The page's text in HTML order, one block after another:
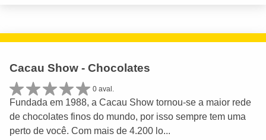
Cacau Show - Chocolates
0 aval.
Fundada em 1988, a Cacau Show tornou-se a maior rede
de chocolates finos do mundo, por isso sempre tem uma
perto de você. Com mais de 4.200 lo...